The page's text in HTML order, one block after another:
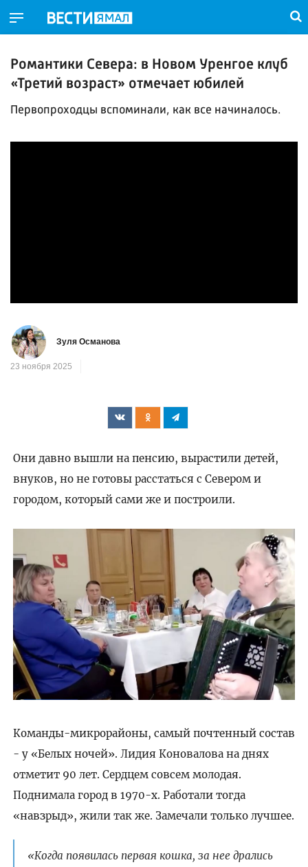
Романтики Севера: в Новом Уренгое клуб
«Третий возраст» отмечает юбилей
Первопроходцы вспоминали, как все начиналось.
Зуля Османова
23 ноября 2025
Они давно вышли на пенсию, вырастили детей,
внуков, но не готовы расстаться с Севером и
городом, который сами же и построили.
Команды-микрорайоны, самый почтенный состав
- у «Белых ночей». Лидия Коновалова на днях
отметит 90 лет. Сердцем совсем молодая.
Поднимала город в 1970-х. Работали тогда
«навзрыд», жили так же. Замечали только лучшее.
«Когда появилась первая кошка, за нее дрались